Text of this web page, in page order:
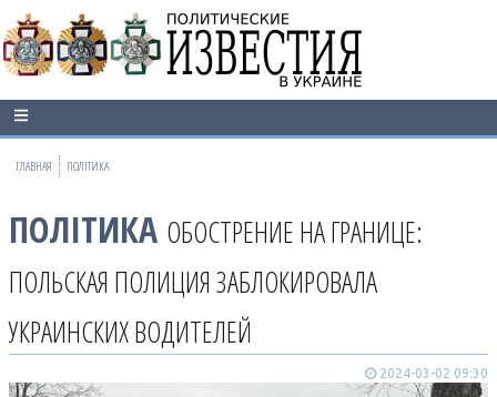
ГЛАВНАЯ ПОЛІТИКА
ПОЛІТИКА ОБОСТРЕНИЕ НА ГРАНИЦЕ:
ПОЛЬСКАЯ ПОЛИЦИЯ ЗАБЛОКИРОВАЛА
УКРАИНСКИХ ВОДИТЕЛЕЙ
2024-03-02 09:30